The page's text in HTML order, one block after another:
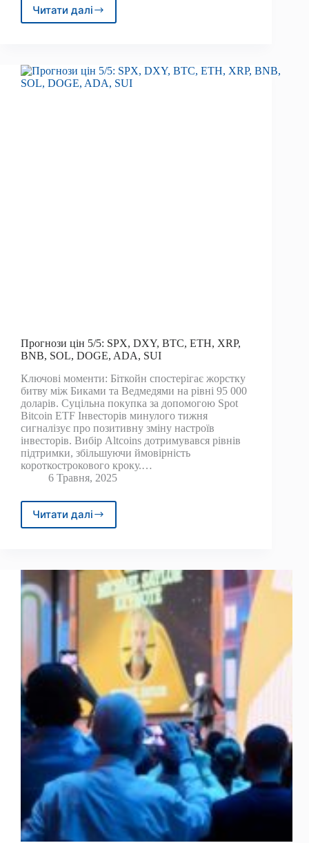
Читати даліРозпродаж
93,5
тис.
Прогнози цін 5/5: SPX, DXY, BTC, ETH, XRP,
BNB, SOL, DOGE, ADA, SUI
Ключові моменти: Біткойн спостерігає жорстку
битву між Биками та Ведмедями на рівні 95 000
доларів. Суцільна покупка за допомогою Spot
Bitcoin ETF Інвесторів минулого тижня
сигналізує про позитивну зміну настроїв
інвесторів. Вибір Altcoins дотримувався рівнів
підтримки, збільшуючи ймовірність
короткострокового кроку.…
6 Травня, 2025
Читати далі
Прогнози
цін
DXY,
XRP,
BNB,
DOGE,
ADA,
SUI